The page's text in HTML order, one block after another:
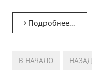
Подробнее...
В НАЧАЛО НАЗАД